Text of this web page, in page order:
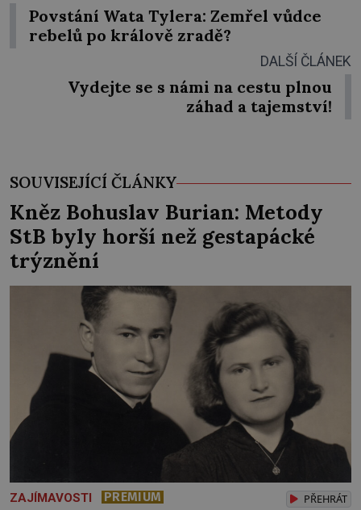
Povstání Wata Tylera: Zemřel vůdce
rebelů po králově zradě?
DALŠÍ ČLÁNEK
Vydejte se s námi na cestu plnou
záhad a tajemství!
SOUVISEJÍCÍ ČLÁNKY
Kněz Bohuslav Burian: Metody
StB byly horší než gestapácké
trýznění
ZAJÍMAVOSTI PREMIUM PŘEHRÁT